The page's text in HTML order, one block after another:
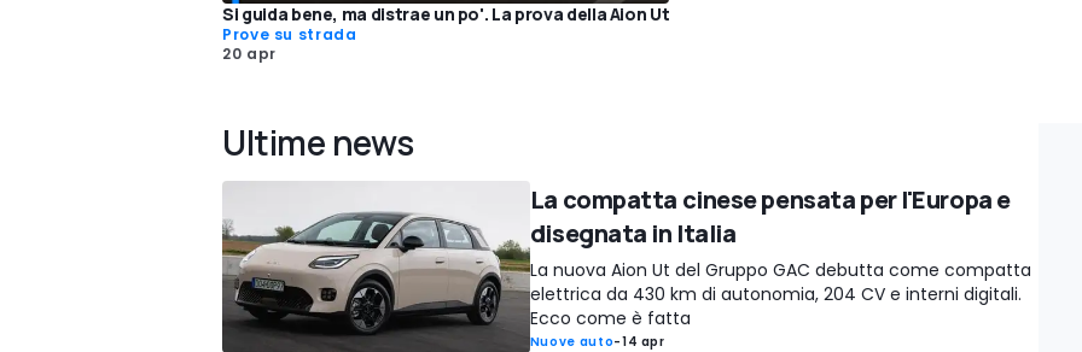
Si guida bene, ma distrae un po'. La prova della Aion Ut
Prove su strada
20 apr
Ultime news
La compatta cinese pensata per l'Europa e
disegnata in Italia
La nuova Aion Ut del Gruppo GAC debutta come compatta
elettrica da 430 km di autonomia, 204 CV e interni digitali.
Ecco come è fatta
Nuove auto-14 apr